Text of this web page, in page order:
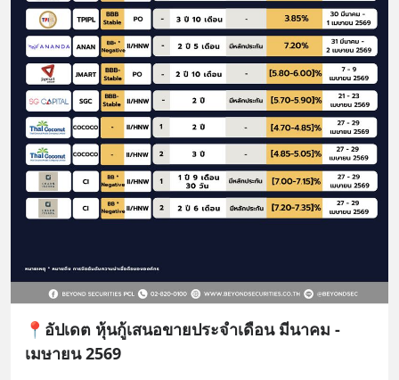
📍อัปเดต หุ้นกู้เสนอขายประจำเดือน มีนาคม -
เมษายน 2569